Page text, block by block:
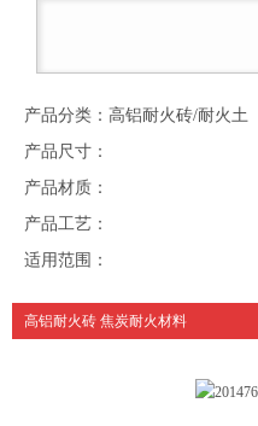
产品分类：高铝耐火砖/耐火土
产品尺寸：
产品材质：
产品工艺：
适用范围：
高铝耐火砖 焦炭耐火材料